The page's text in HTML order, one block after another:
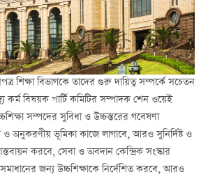
শিক্ষা বিভাগকে তাদের গুরু দায়িত্ব সম্পর্কে সচেতন
কর্ম বিষয়ক পার্টি কমিটির সম্পাদক শেন ওয়েই
সম্পদের সুবিধা ও উচ্চস্তরের গবেষণা
ও অনুকরণীয় ভূমিকা কাজে লাগাবে, আরও সুনির্দিষ্ট ও
করবে, সেবা ও অবদান কেন্দ্রিক সংস্কার
জন্য উচ্চশিক্ষাকে নির্দেশিত করবে, আরও